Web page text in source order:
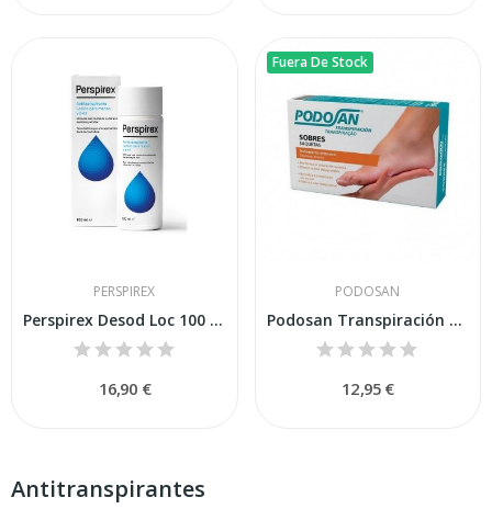
Antitranspirantes
PERSPIREX
Perspirex Desod Loc 100 Ml
16,90 €
Fuera De Stock
PODOSAN
Podosan Transpiración Pies Gel + Polvo Sobres
12,95 €